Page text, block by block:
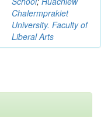
Chalermprakiet
University. Faculty of
Liberal Arts